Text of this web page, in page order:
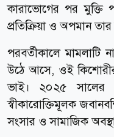
কারাভোগের পর মুক্তি
প্রতিক্রিয়া ও অপমান
পরবর্তীকালে মামলাটি
উঠে আসে, ওই কিশোরীর
ভাই। ২০২৫
স্বীকারোক্তিমূলক
সংসার ও সামাজিক